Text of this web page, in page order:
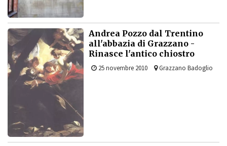
Andrea Pozzo dal Trentino
all'abbazia di Grazzano -
Rinasce l'antico chiostro
25 novembre 2010 Grazzano Badoglio